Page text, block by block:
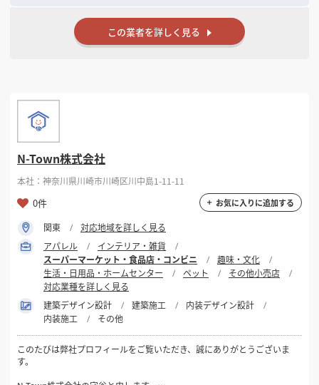
この業者を詳しく見る
N-Town株式会社
本社：神奈川県川崎市川崎区川中島1-11-11
0件 お気に入りに追加する
関東
対応地域を詳しく見る
アパレル
インテリア・雑貨
スーパーマーケット・食品店・コンビニ
趣味・文化
生活・日用品・ホームセンター
ペット
その他小売店
対応業種を詳しく見る
建築デザイン設計
建築施工
内装デザイン設計
内装施工
その他
このたびは弊社プロフィールをご覧いただき、誠にありがとうございま
す。